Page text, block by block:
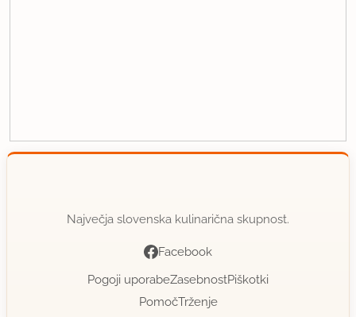
Največja slovenska kulinarična skupnost.
Facebook
Pogoji uporabeZasebnostPiškotki
PomočTrženje